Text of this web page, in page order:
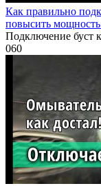
Как правильно
повысить мощность
Подключение буст
060